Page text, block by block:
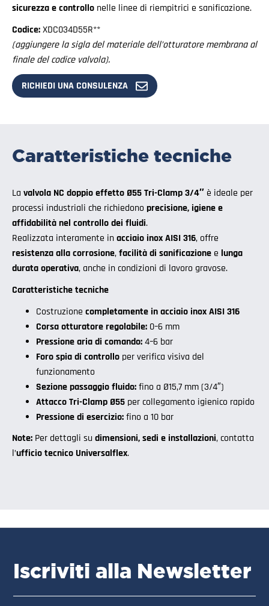
sicurezza e controllo nelle linee di riempitrici e sanificazione.
Codice:XDC034D55R**
(aggiungere la sigla del materiale dell’otturatore membrana al
finale del codice valvola).
RICHIEDI UNA CONSULENZA
Caratteristiche tecniche
La valvola NC doppio effetto Ø55 Tri-Clamp 3/4″ è ideale per
processi industriali che richiedono precisione, igiene e
affidabilità nel controllo dei fluidi.
Realizzata interamente inacciaio inox AISI 316, offre
resistenza alla corrosione,facilità di sanificazione e lunga
durata operativa, anche in condizioni di lavoro gravose.
Caratteristiche tecniche
Costruzione completamente in acciaio inox AISI 316
Corsa otturatore regolabile: 0–6 mm
Pressione aria di comando:4–6 bar
Foro spia di controllo per verifica visiva del
funzionamento
Sezione passaggio fluido:fino a Ø15,7 mm (3/4″)
Attacco Tri-Clamp Ø55 per collegamento igienico rapido
Pressione di esercizio:fino a 10 bar
Note: Per dettagli su dimensioni, sedi e installazioni, contatta
l’ufficio tecnico Universalflex.
Iscriviti alla Newsletter